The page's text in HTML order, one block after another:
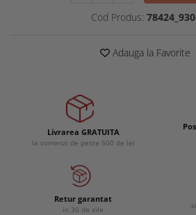
Cod Produs:
Adauga la Favorite
Livrarea GRATUITA
la comenzi de peste 500 de lei
Retur garantat
in 30 de zile